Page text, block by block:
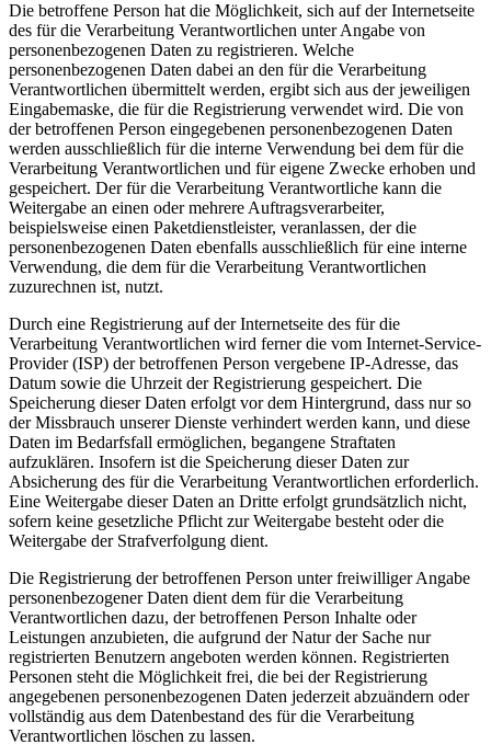
Die betroffene Person hat die Möglichkeit, sich auf der Internetseite
des für die Verarbeitung Verantwortlichen unter Angabe von
personenbezogenen Daten zu registrieren. Welche
personenbezogenen Daten dabei an den für die Verarbeitung
Verantwortlichen übermittelt werden, ergibt sich aus der jeweiligen
Eingabemaske, die für die Registrierung verwendet wird. Die von
der betroffenen Person eingegebenen personenbezogenen Daten
werden ausschließlich für die interne Verwendung bei dem für die
Verarbeitung Verantwortlichen und für eigene Zwecke erhoben und
gespeichert. Der für die Verarbeitung Verantwortliche kann die
Weitergabe an einen oder mehrere Auftragsverarbeiter,
beispielsweise einen Paketdienstleister, veranlassen, der die
personenbezogenen Daten ebenfalls ausschließlich für eine interne
Verwendung, die dem für die Verarbeitung Verantwortlichen
zuzurechnen ist, nutzt.
Durch eine Registrierung auf der Internetseite des für die
Verarbeitung Verantwortlichen wird ferner die vom Internet-Service-
Provider (ISP) der betroffenen Person vergebene IP-Adresse, das
Datum sowie die Uhrzeit der Registrierung gespeichert. Die
Speicherung dieser Daten erfolgt vor dem Hintergrund, dass nur so
der Missbrauch unserer Dienste verhindert werden kann, und diese
Daten im Bedarfsfall ermöglichen, begangene Straftaten
aufzuklären. Insofern ist die Speicherung dieser Daten zur
Absicherung des für die Verarbeitung Verantwortlichen erforderlich.
Eine Weitergabe dieser Daten an Dritte erfolgt grundsätzlich nicht,
sofern keine gesetzliche Pflicht zur Weitergabe besteht oder die
Weitergabe der Strafverfolgung dient.
Die Registrierung der betroffenen Person unter freiwilliger Angabe
personenbezogener Daten dient dem für die Verarbeitung
Verantwortlichen dazu, der betroffenen Person Inhalte oder
Leistungen anzubieten, die aufgrund der Natur der Sache nur
registrierten Benutzern angeboten werden können. Registrierten
Personen steht die Möglichkeit frei, die bei der Registrierung
angegebenen personenbezogenen Daten jederzeit abzuändern oder
vollständig aus dem Datenbestand des für die Verarbeitung
Verantwortlichen löschen zu lassen.